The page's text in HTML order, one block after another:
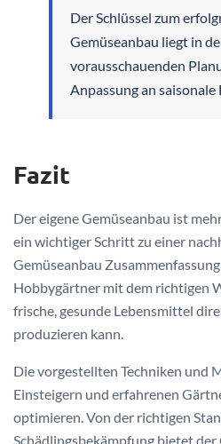
Der Schlüssel zum
Gemüseanbau liegt in
vorausschauenden
Anpassung an saisonale
Fazit
Der eigene Gemüseanbau ist
ein wichtiger Schritt zu einer
Gemüseanbau
Hobbygärtner mit dem richtigen
frische, gesunde Lebensmittel
produzieren kann.
Die vorgestellten Techniken und
Einsteigern und erfahrenen
optimieren. Von der richtigen
Schädlingsbekämpfung bietet der